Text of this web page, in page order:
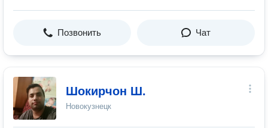
Позвонить Чат
Шокирчон Ш.
Новокузнецк